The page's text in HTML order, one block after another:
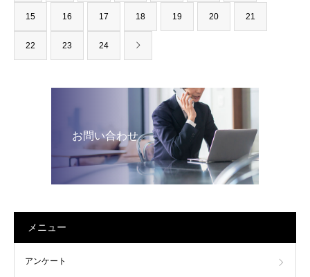
15 16 17 18 19 20 21
22 23 24
お問い合わせ
メニュー
アンケート